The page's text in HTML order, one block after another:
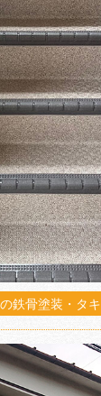
鉄骨塗装・タ